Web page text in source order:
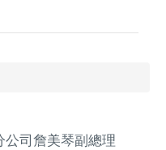
公司詹美琴副總理